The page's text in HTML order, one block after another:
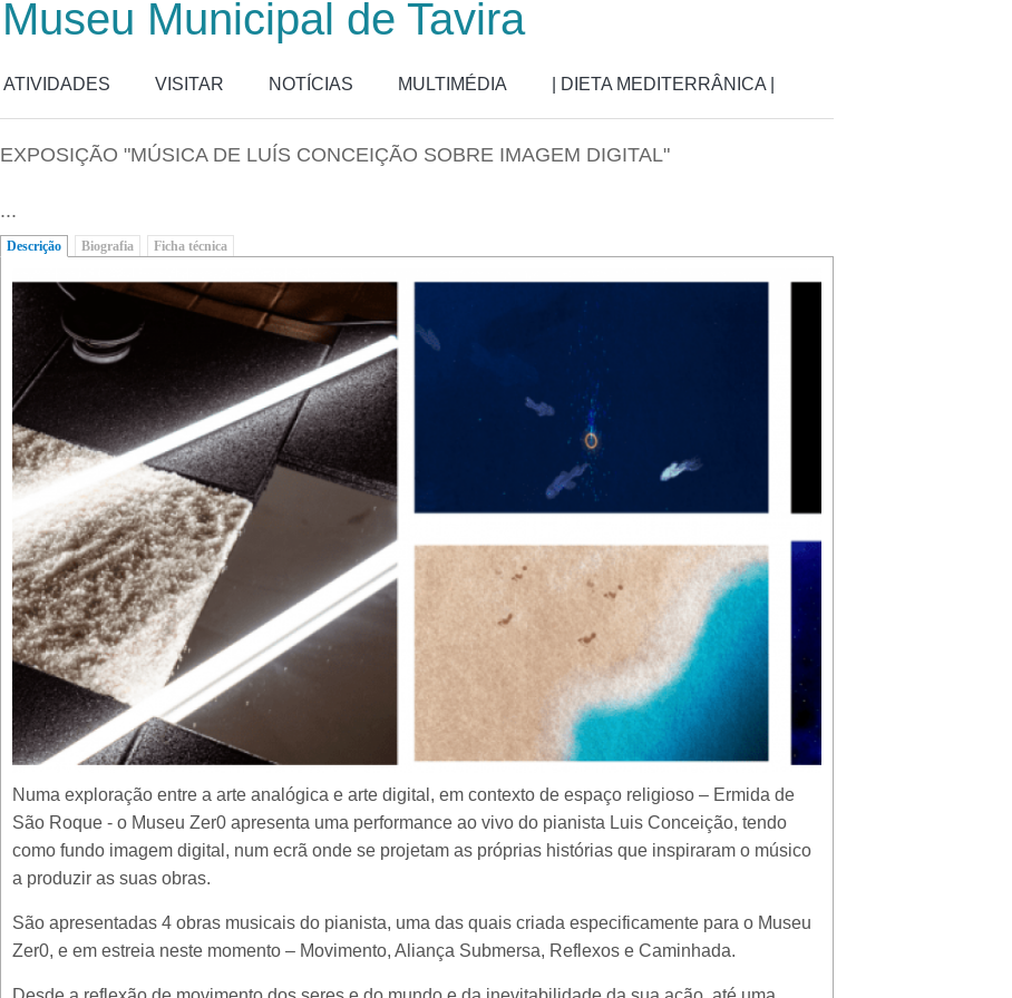
Museu Municipal de Tavira
ATIVIDADES VISITAR NOTÍCIAS MULTIMÉDIA | DIETA MEDITERRÂNICA |
EXPOSIÇÃO "MÚSICA DE LUÍS CONCEIÇÃO SOBRE IMAGEM DIGITAL"
...
Descrição (separador ativo)
Biografia Ficha técnica
Numa exploração entre a arte analógica e arte digital, em contexto de espaço religioso – Ermida de
São Roque - o Museu Zer0 apresenta uma performance ao vivo do pianista Luis Conceição, tendo
como fundo imagem digital, num ecrã onde se projetam as próprias histórias que inspiraram o músico
a produzir as suas obras.
São apresentadas 4 obras musicais do pianista, uma das quais criada especificamente para o Museu
Zer0, e em estreia neste momento – Movimento, Aliança Submersa, Reflexos e Caminhada.